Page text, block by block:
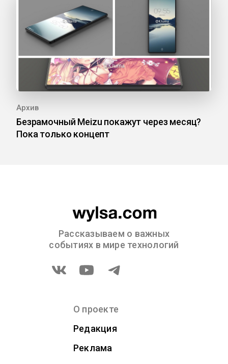
Архив
Безрамочный Meizu покажут через месяц?
Пока только концепт
Рассказываем о важных
событиях в мире технологий
О проекте
Редакция
Реклама